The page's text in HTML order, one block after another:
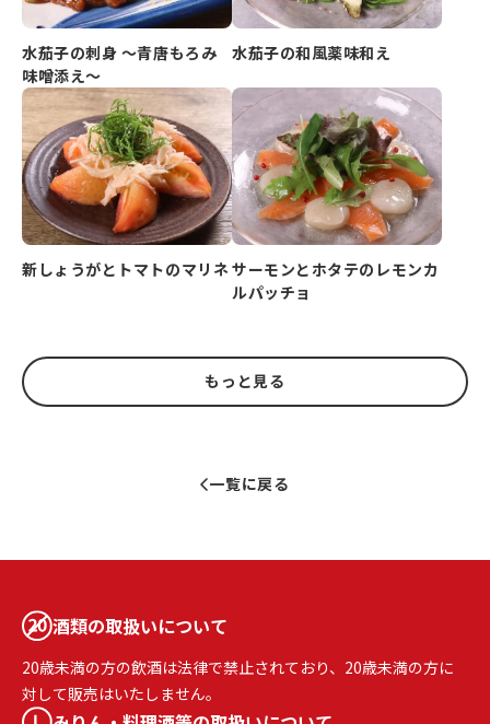
水茄子の刺身 ～青唐もろみ
味噌添え～
水茄子の和風薬味和え
新しょうがとトマトのマリネサーモンとホタテのレモンカ
ルパッチョ
もっと見る
一覧に戻る
酒類の取扱いについて
20歳未満の方の飲酒は法律で禁止されており、20歳未満の方に
対して販売はいたしません。